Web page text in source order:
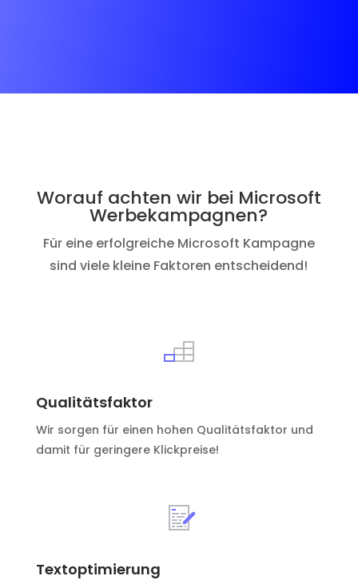
Worauf achten wir bei Microsoft
Werbekampagnen?
Für eine erfolgreiche Microsoft Kampagne
sind viele kleine Faktoren entscheidend!
Qualitätsfaktor
Wir sorgen für einen hohen Qualitätsfaktor und
damit für geringere Klickpreise!
Textoptimierung